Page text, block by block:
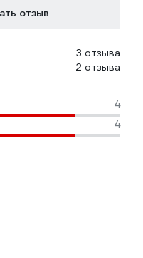
отзыв
3 отзыва
2 отзыва
4
4